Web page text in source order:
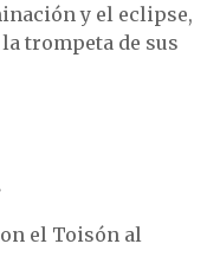
y el eclipse,
trompeta de sus
el Toisón al